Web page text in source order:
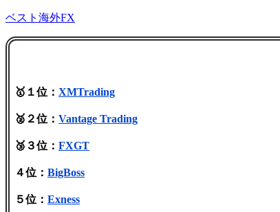
ベスト海外FX
🥇１位： XMTrading
🥈２位： Vantage Trading
🥉３位： FXGT
４位： BigBoss
５位： Exness